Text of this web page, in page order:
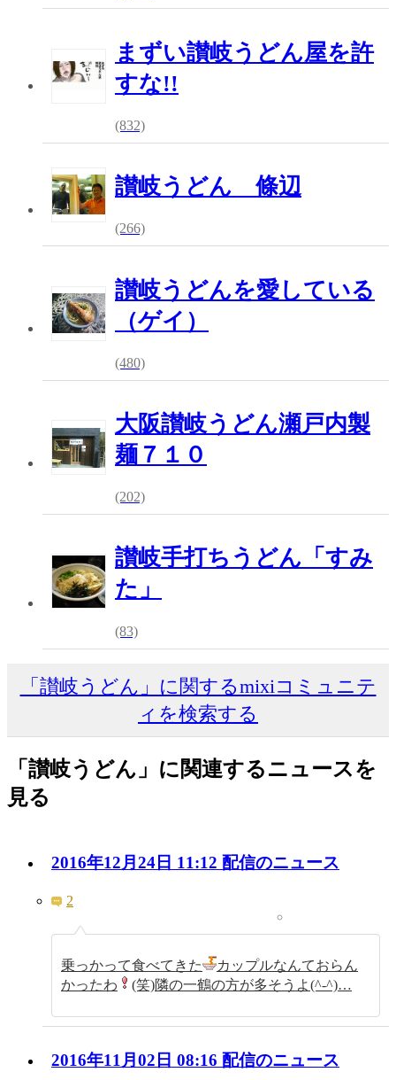
まずい讃岐うどん屋を許
すな!!
(832)
讃岐うどん 條辺
(266)
讃岐うどんを愛している
（ゲイ）
(480)
大阪讃岐うどん瀬戸内製
麺７１０
(202)
讃岐手打ちうどん「すみ
た」
(83)
「讃岐うどん」に関するmixiコミュニテ
ィを検索する
「讃岐うどん」に関連するニュースを
見る
2016年12月24日 11:12 配信のニュース
2
乗っかって食べてきた
カップルなんておらん
かったわ
(笑)隣の一鶴の方が多そうよ(^-^)…
2016年11月02日 08:16 配信のニュース